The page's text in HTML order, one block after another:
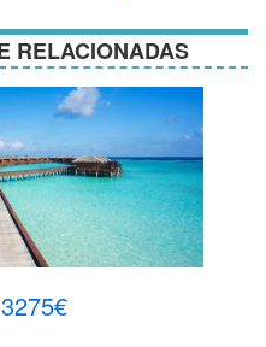
RELACIONADAS